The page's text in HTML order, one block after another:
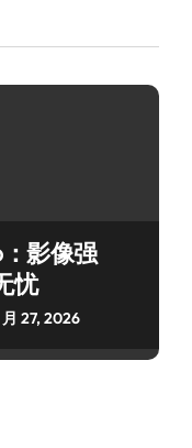
影像强
忧
月 27, 2026